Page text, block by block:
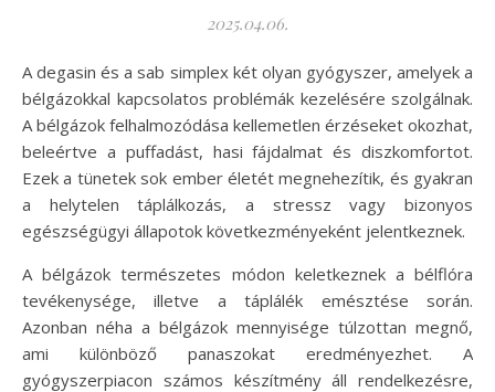
2025.04.06.
A degasin és a sab simplex két olyan gyógyszer, amelyek a
bélgázokkal kapcsolatos problémák kezelésére szolgálnak.
A bélgázok felhalmozódása kellemetlen érzéseket okozhat,
beleértve a puffadást, hasi fájdalmat és diszkomfortot.
Ezek a tünetek sok ember életét megnehezítik, és gyakran
a helytelen táplálkozás, a stressz vagy bizonyos
egészségügyi állapotok következményeként jelentkeznek.
A bélgázok természetes módon keletkeznek a bélflóra
tevékenysége, illetve a táplálék emésztése során.
Azonban néha a bélgázok mennyisége túlzottan megnő,
ami különböző panaszokat eredményezhet. A
gyógyszerpiacon számos készítmény áll rendelkezésre,